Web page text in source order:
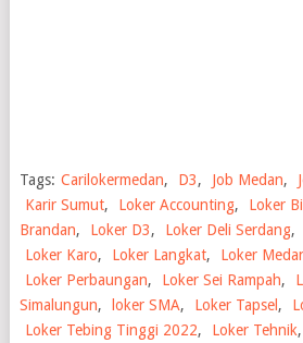
Tags: Carilokermedan, D3, Job Medan,
Karir Sumut, Loker Accounting, Loker
Brandan, Loker D3, Loker Deli Serdang,
Loker Karo, Loker Langkat, Loker
Loker Perbaungan, Loker Sei Rampah,
Simalungun, loker SMA, Loker Tapsel ,
Loker Tebing Tinggi 2022, Loker Tehnik,